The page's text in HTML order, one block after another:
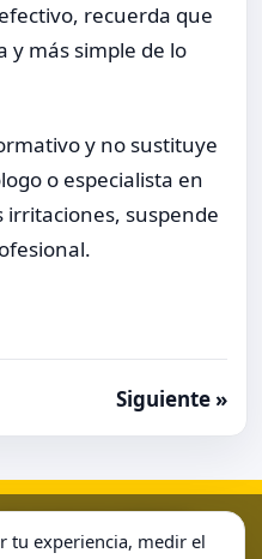
recuerda que
y más simple de lo
y no sustituye
o especialista en
irritaciones, suspende
Siguiente »
tu experiencia, medir el